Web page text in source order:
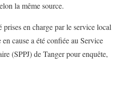
la même source.
en charge par le service local
cause a été confiée au Service
(SPPJ) de Tanger pour enquête,